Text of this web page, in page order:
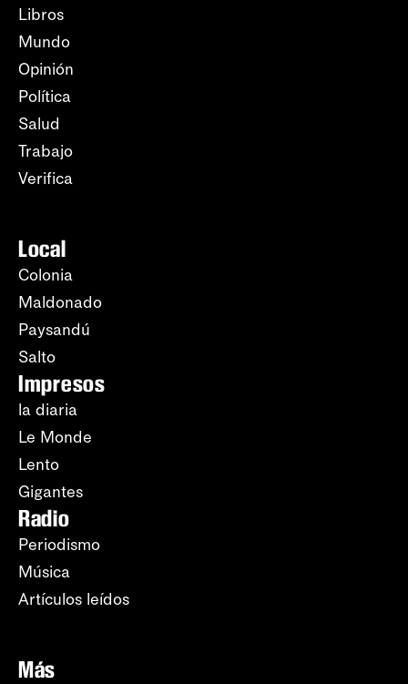
Libros
Mundo
Opinión
Política
Salud
Trabajo
Verifica
Local
Colonia
Maldonado
Paysandú
Salto
Impresos
la diaria
Le Monde
Lento
Gigantes
Radio
Periodismo
Música
Artículos leídos
Más